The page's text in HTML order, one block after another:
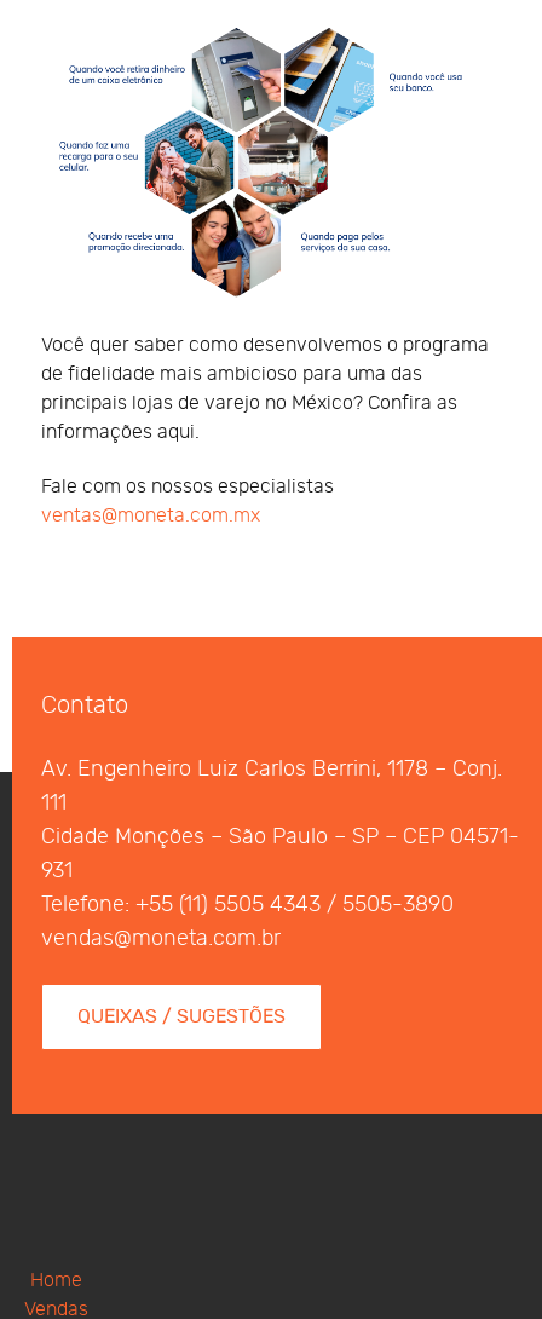
Você quer saber como desenvolvemos o programa
de fidelidade mais ambicioso para uma das
principais lojas de varejo no México? Confira as
informações aqui.
Fale com os nossos especialistas
ventas@moneta.com.mx
Contato
Av. Engenheiro Luiz Carlos Berrini, 1178 – Conj.
111
Cidade Monções – São Paulo – SP – CEP 04571-
931
Telefone: +55 (11) 5505 4343 / 5505-3890
vendas@moneta.com.br
QUEIXAS / SUGESTÕES
Home
Vendas